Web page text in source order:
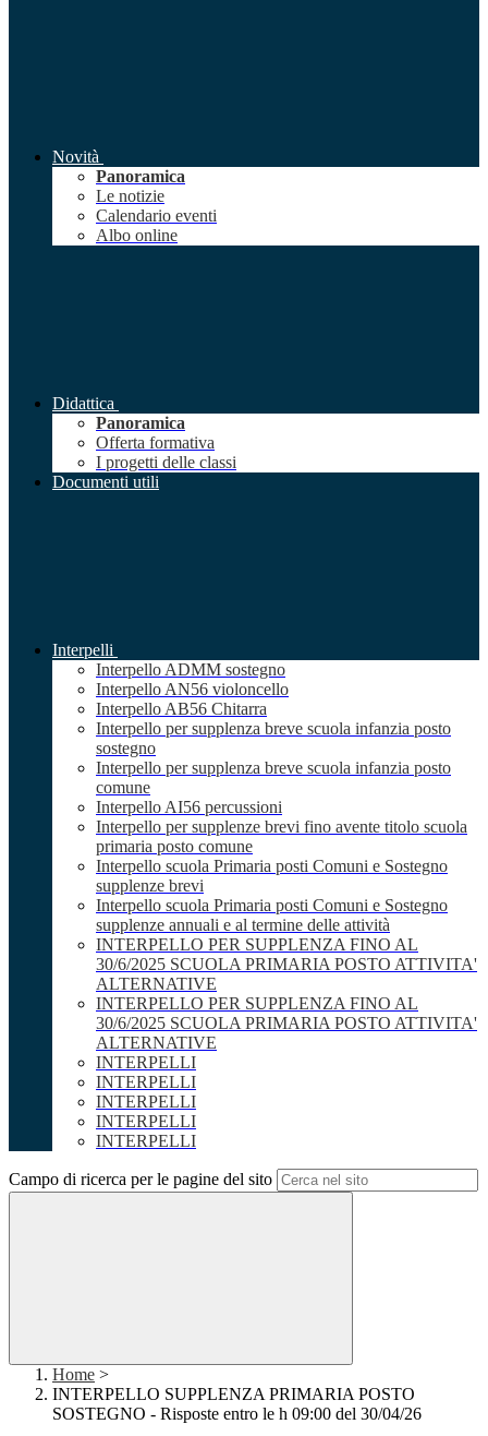
Novità
Panoramica
Le notizie
Calendario eventi
Albo online
Didattica
Panoramica
Offerta formativa
I progetti delle classi
Documenti utili
Interpelli
Interpello ADMM sostegno
Interpello AN56 violoncello
Interpello AB56 Chitarra
Interpello per supplenza breve scuola infanzia posto
sostegno
Interpello per supplenza breve scuola infanzia posto
comune
Interpello AI56 percussioni
Interpello per supplenze brevi fino avente titolo scuola
primaria posto comune
Interpello scuola Primaria posti Comuni e Sostegno
supplenze brevi
Interpello scuola Primaria posti Comuni e Sostegno
supplenze annuali e al termine delle attività
INTERPELLO PER SUPPLENZA FINO AL
30/6/2025 SCUOLA PRIMARIA POSTO ATTIVITA'
ALTERNATIVE
INTERPELLO PER SUPPLENZA FINO AL
30/6/2025 SCUOLA PRIMARIA POSTO ATTIVITA'
ALTERNATIVE
INTERPELLI
INTERPELLI
INTERPELLI
INTERPELLI
INTERPELLI
Campo di ricerca per le pagine del sito
Home >
INTERPELLO SUPPLENZA PRIMARIA POSTO
SOSTEGNO - Risposte entro le h 09:00 del 30/04/26